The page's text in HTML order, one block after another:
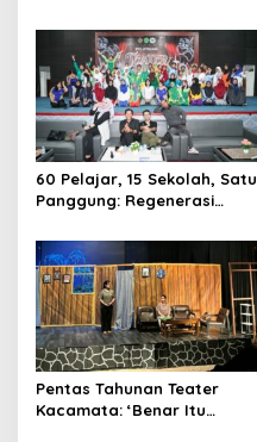
Internasional Kaltim
60 Pelajar, 15 Sekolah, Satu
Panggung: Regenerasi
Jalannya
Pentas Tahunan Teater
Kacamata: ‘Benar Itu